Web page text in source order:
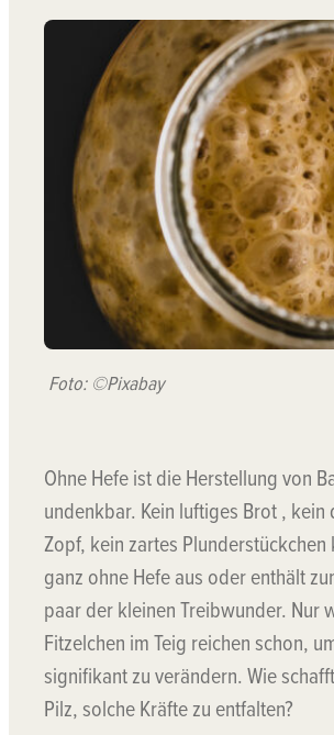
Foto: ©Pixabay
Ohne Hefe ist die Herstellung von
undenkbar. Kein luftiges Brot , kein
Zopf, kein zartes
ganz ohne Hefe aus oder enthält
paar der kleinen Treibwunder. Nur
Fitzelchen im Teig reichen schon,
signifikant zu verändern. Wie
Pilz, solche Kräfte zu entfalten?